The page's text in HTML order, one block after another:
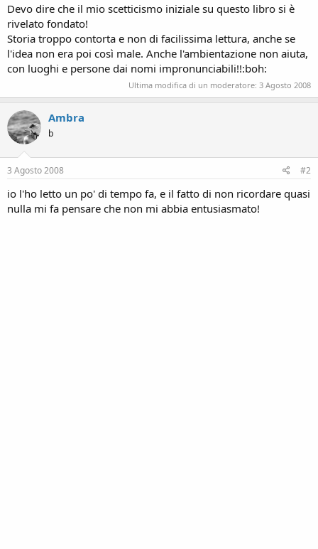
Devo dire che il mio scetticismo iniziale su questo libro si è
rivelato fondato!
Storia troppo contorta e non di facilissima lettura, anche se
l'idea non era poi così male. Anche l'ambientazione non aiuta,
con luoghi e persone dai nomi impronunciabili!!:boh:
Ultima modifica di un moderatore: 3 Agosto 2008
Ambra
b
3 Agosto 2008 #2
io l'ho letto un po' di tempo fa, e il fatto di non ricordare quasi
nulla mi fa pensare che non mi abbia entusiasmato!